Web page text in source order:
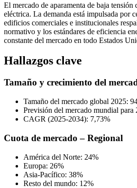
El mercado de aparamenta de baja
eléctrica. La demanda está impulsada por
edificios comerciales e institucionales
normativo y los estándares de eficiencia
constante del mercado en todo Estados
Hallazgos clave
Tamaño y crecimiento del
Tamaño del mercado global 2025:
Previsión del mercado mundial
CAGR (2025-2034): 7,73%
Cuota de mercado – Regional
América del Norte: 24%
Europa: 26%
Asia-Pacífico: 38%
Resto del mundo: 12%